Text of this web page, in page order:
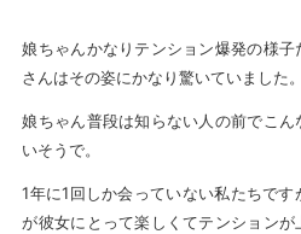
娘ちゃんかなりテンション爆発の様
さんはその姿にかなり驚いていました。
娘ちゃん普段は知らない人の前でこ
いそうで。
1年に1回しか会っていない私たちで
が彼女にとって楽しくてテンション